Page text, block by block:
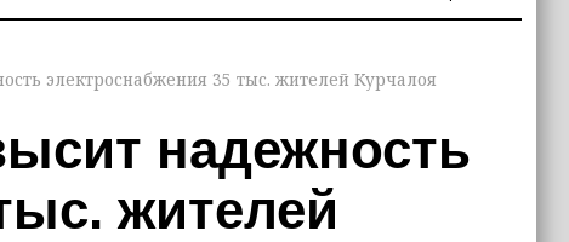
электроснабжения 35 тыс. жителей Курчалоя
надежность
жителей